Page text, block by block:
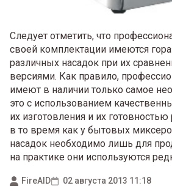
Следует отметить, что
своей комплектации имеются
различных насадок при их
версиями. Как правило,
имеют в наличии только самое
это с использованием
их изготовления и их готовностью
в то время как у бытовых
насадок необходимо лишь для
на практике они используются
FireAID 02 августа 2013 11:18